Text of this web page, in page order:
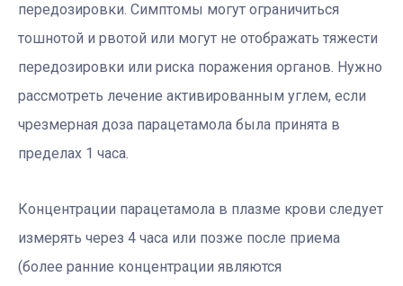
передозировки. Симптомы могут ограничиться
тошнотой и рвотой или могут не отображать тяжести
передозировки или риска поражения органов. Нужно
рассмотреть лечение активированным углем, если
чрезмерная доза парацетамола была принята в
пределах 1 часа.
Концентрации парацетамола в плазме крови следует
измерять через 4 часа или позже после приема
(более ранние концентрации являются